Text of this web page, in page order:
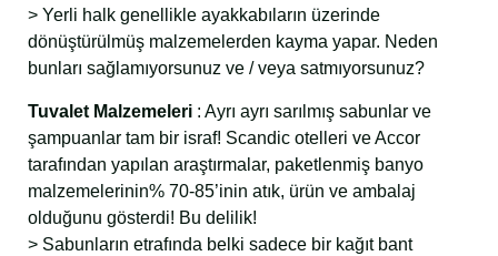
> Yerli halk genellikle ayakkabıların üzerinde
dönüştürülmüş malzemelerden kayma yapar. Neden
bunları sağlamıyorsunuz ve / veya satmıyorsunuz?
Tuvalet Malzemeleri : Ayrı ayrı sarılmış sabunlar ve
şampuanlar tam bir israf! Scandic otelleri ve Accor
tarafından yapılan araştırmalar, paketlenmiş banyo
malzemelerinin% 70-85’inin atık, ürün ve ambalaj
olduğunu gösterdi! Bu delilik!
> Sabunların etrafında belki sadece bir kağıt bant